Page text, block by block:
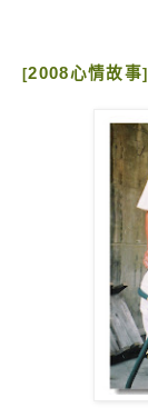
[2008心情故事]